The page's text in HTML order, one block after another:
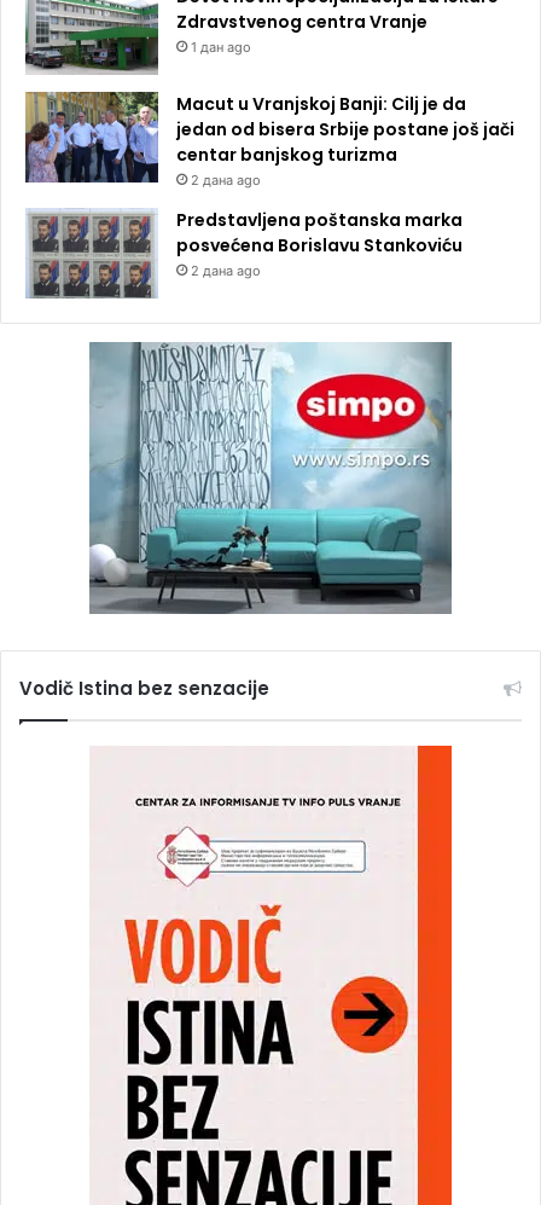
Zdravstvenog centra Vranje
1 дан ago
Macut u Vranjskoj Banji: Cilj je da
jedan od bisera Srbije postane još jači
centar banjskog turizma
2 дана ago
Predstavljena poštanska marka
posvećena Borislavu Stankoviću
2 дана ago
Vodič Istina bez senzacije